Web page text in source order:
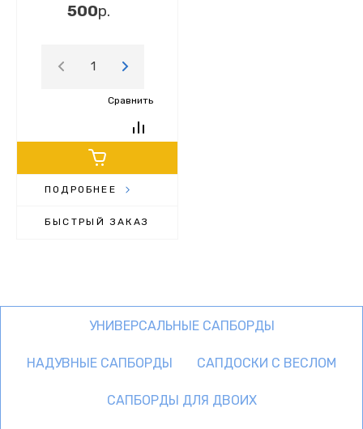
500р.
Сравнить
ПОДРОБНЕЕ
БЫСТРЫЙ ЗАКАЗ
УНИВЕРСАЛЬНЫЕ САПБОРДЫ
НАДУВНЫЕ САПБОРДЫ САПДОСКИ С ВЕСЛОМ
САПБОРДЫ ДЛЯ ДВОИХ